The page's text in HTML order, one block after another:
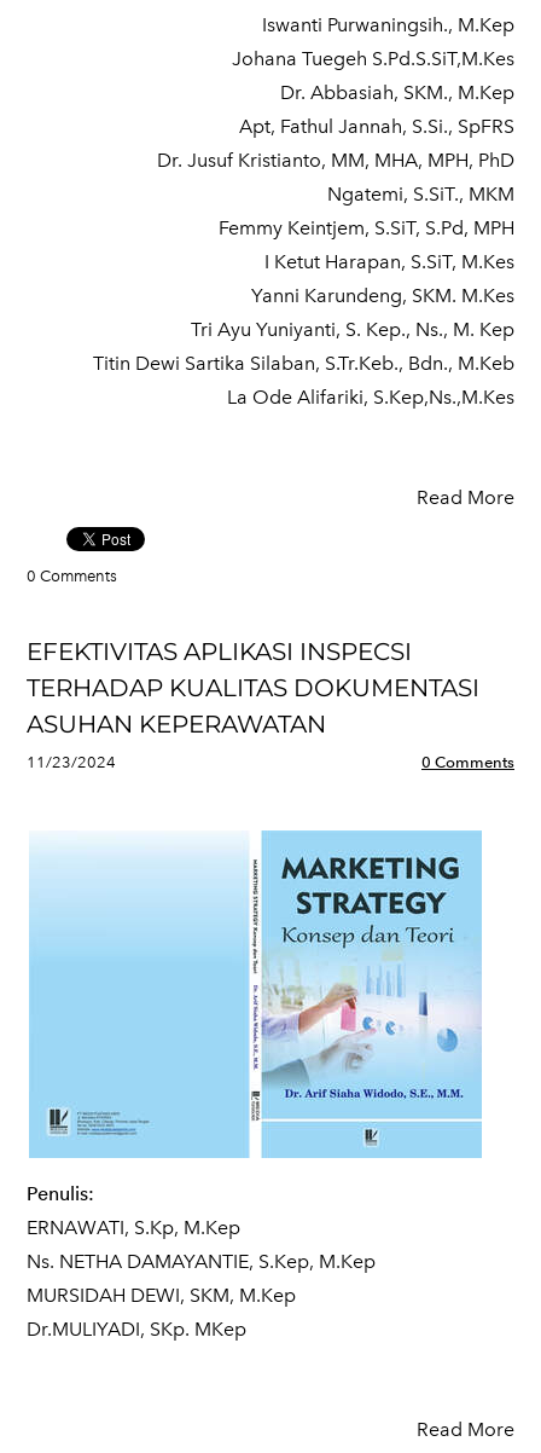
Iswanti Purwaningsih., M.Kep
Johana Tuegeh S.Pd.S.SiT,M.Kes
Dr. Abbasiah, SKM., M.Kep
Apt, Fathul Jannah, S.Si., SpFRS
Dr. Jusuf Kristianto, MM, MHA, MPH, PhD
Ngatemi, S.SiT., MKM
Femmy Keintjem, S.SiT, S.Pd, MPH
I Ketut Harapan, S.SiT, M.Kes
Yanni Karundeng, SKM. M.Kes
Tri Ayu Yuniyanti, S. Kep., Ns., M. Kep
Titin Dewi Sartika Silaban, S.Tr.Keb., Bdn., M.Keb
La Ode Alifariki, S.Kep,Ns.,M.Kes
Read More
0 Comments
EFEKTIVITAS APLIKASI INSPECSI
TERHADAP KUALITAS DOKUMENTASI
ASUHAN KEPERAWATAN
11/23/2024 0 Comments
Penulis:
ERNAWATI, S.Kp, M.Kep
Ns. NETHA DAMAYANTIE, S.Kep, M.Kep
MURSIDAH DEWI, SKM, M.Kep
Dr.MULIYADI, SKp. MKep
Read More